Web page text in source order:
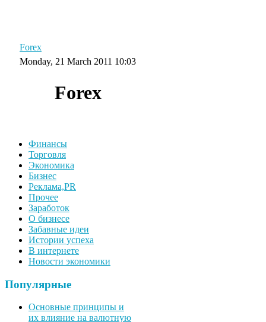
Forex
Monday, 21 March 2011 10:03
Forex
Финансы
Торговля
Экономика
Бизнес
Реклама,PR
Прочее
Заработок
О бизнесе
Забавные идеи
Истории успеха
В интернете
Новости экономики
Популярные
Основные принципы и
их влияние на валютную